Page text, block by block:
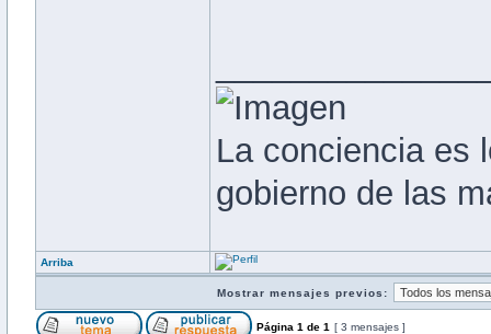
La conciencia es
gobierno de las
Arriba
Mostrar mensajes previos:
Página 1 de 1 [ 3 mensajes ]